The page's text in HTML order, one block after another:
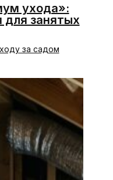
ухода»:
для занятых
за садом